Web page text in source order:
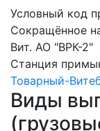
Условный код
Сокращённое
Вит. АО "ВРК-2"
Станция
Товарный-
Виды